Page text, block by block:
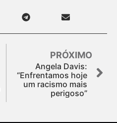
PRÓXIMO
Angela Davis:
“Enfrentamos hoje
um racismo mais
perigoso”